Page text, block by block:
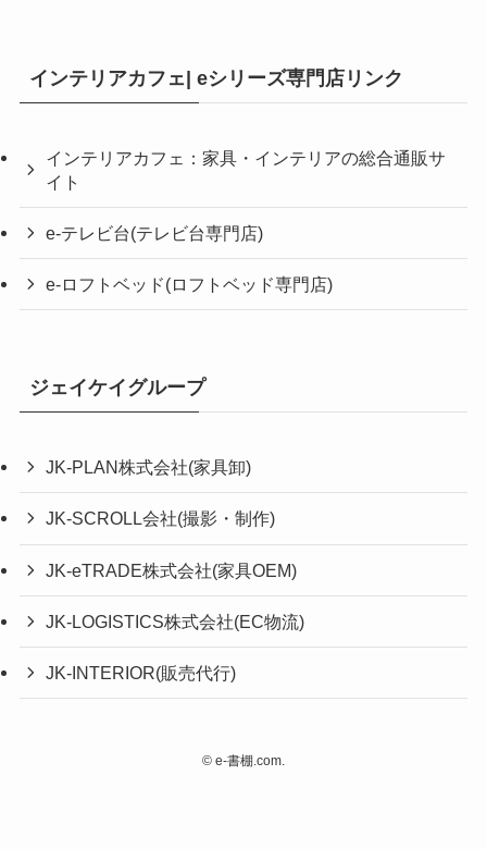
インテリアカフェ| eシリーズ専門店リンク
インテリアカフェ：家具・インテリアの総合通販サ
イト
e-テレビ台(テレビ台専門店)
e-ロフトベッド(ロフトベッド専門店)
ジェイケイグループ
JK-PLAN株式会社(家具卸)
JK-SCROLL会社(撮影・制作)
JK-eTRADE株式会社(家具OEM)
JK-LOGISTICS株式会社(EC物流)
JK-INTERIOR(販売代行)
© e-書棚.com.